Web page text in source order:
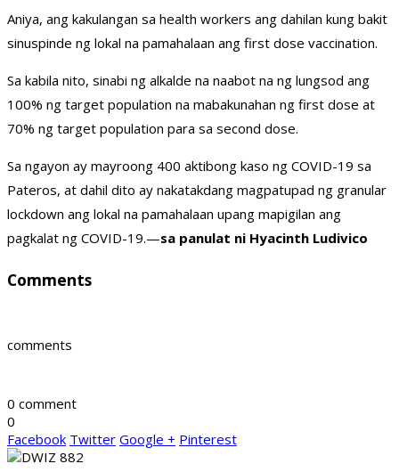
Aniya, ang kakulangan sa health workers ang dahilan kung bakit
sinuspinde ng lokal na pamahalaan ang first dose vaccination.
Sa kabila nito, sinabi ng alkalde na naabot na ng lungsod ang
100% ng target population na mabakunahan ng first dose at
70% ng target population para sa second dose.
Sa ngayon ay mayroong 400 aktibong kaso ng COVID-19 sa
Pateros, at dahil dito ay nakatakdang magpatupad ng granular
lockdown ang lokal na pamahalaan upang mapigilan ang
pagkalat ng COVID-19.—sa panulat ni Hyacinth Ludivico
Comments
comments
0 comment
0
Facebook Twitter Google + Pinterest